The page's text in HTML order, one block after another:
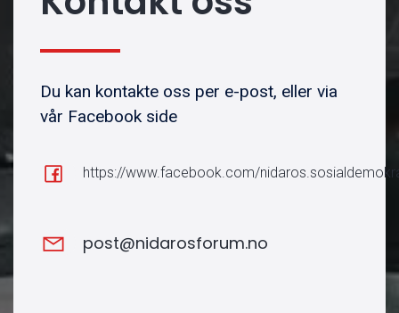
Du kan kontakte oss per e-post, eller via
vår Facebook side
https://www.facebook.com/
post@nidarosforum.no